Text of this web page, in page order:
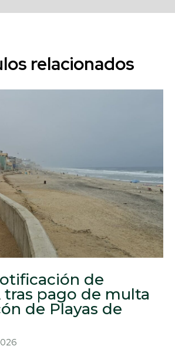
relacionados
de
tras pago de multa
de Playas de